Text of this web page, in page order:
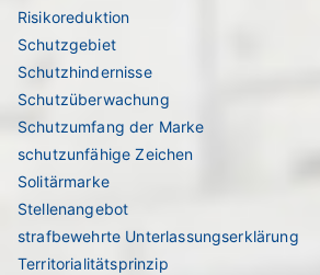
Risikoreduktion
Schutzgebiet
Schutzhindernisse
Schutzüberwachung
Schutzumfang der Marke
schutzunfähige Zeichen
Solitärmarke
Stellenangebot
strafbewehrte Unterlassungserklärung
Territorialitätsprinzip